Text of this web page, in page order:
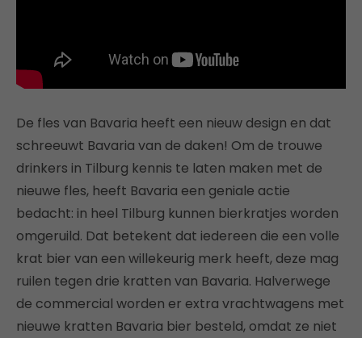
De fles van Bavaria heeft een nieuw design en dat
schreeuwt Bavaria van de daken! Om de trouwe
drinkers in Tilburg kennis te laten maken met de
nieuwe fles, heeft Bavaria een geniale actie
bedacht: in heel Tilburg kunnen bierkratjes worden
omgeruild. Dat betekent dat iedereen die een volle
krat bier van een willekeurig merk heeft, deze mag
ruilen tegen drie kratten van Bavaria. Halverwege
de commercial worden er extra vrachtwagens met
nieuwe kratten Bavaria bier besteld, omdat ze niet